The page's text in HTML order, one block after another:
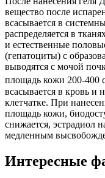
вещество после
всасывается в
распределяется в
и естественные
(гепатоциты) с
выводятся с мочой
площадь кожи 200-400
всасывается в кровь и
клетчатке. При
площадь кожи,
снижается, эстрадиол
медленным
Интересные